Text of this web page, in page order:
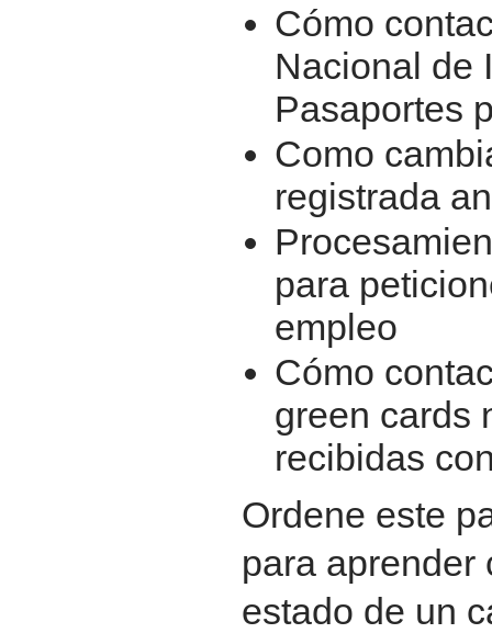
Cómo
Nacional de
Pasaportes
Como
registrada
para
empleo
Cómo
green cards
recibidas
Ordene este
para aprender
estado de un